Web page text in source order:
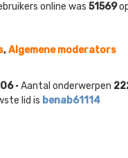
online was 51569
,Algemene moderators
• Aantal onderwerpen
lid is benab61114